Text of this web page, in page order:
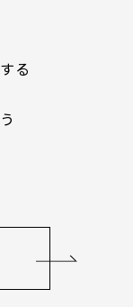
る
始めるのは何歳
えやすくなる要
平均年齢や主な原因（